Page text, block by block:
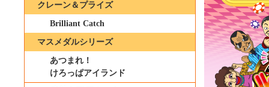
クレーン＆プライズ
Brilliant Catch
マスメダルシリーズ
あつまれ！
けろっぱアイランド